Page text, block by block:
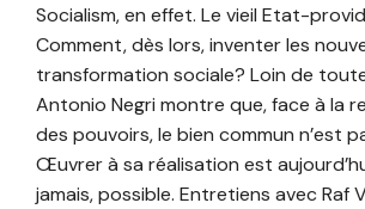
Socialism, en effet. Le vieil Etat-
Comment, dès lors, inventer les
transformation sociale? Loin de
Antonio Negri montre que, face à la
des pouvoirs, le bien commun n’est
Œuvrer à sa réalisation est
jamais, possible. Entretiens avec Raf